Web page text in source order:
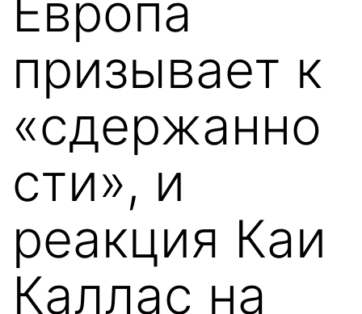
Европа
призывает к
«сдержанно
сти», и
реакция Каи
Каллас на